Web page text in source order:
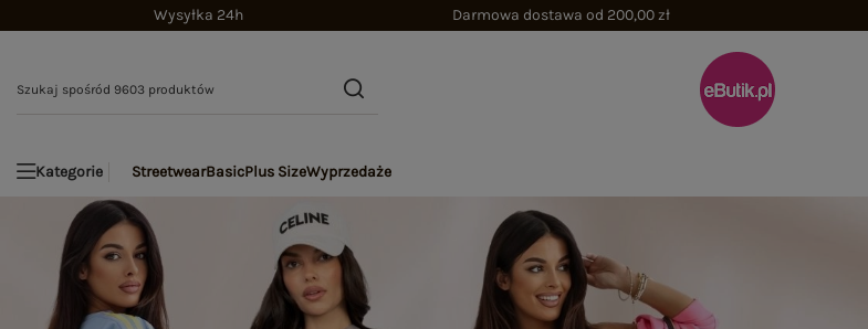
Wysyłka 24h Darmowa dostawa od 200,00 zł
Kategorie StreetwearBasicPlus SizeWyprzedaże